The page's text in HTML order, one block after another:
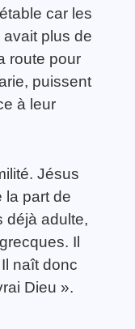
car les
avait plus de
route pour
puissent
à leur
Jésus
la part de
déjà adulte,
Il
naît donc
Dieu ».